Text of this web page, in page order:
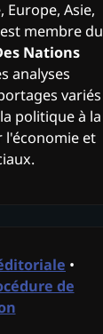
Asie,
membre du
Nations
analyses
variés
politique à la
l'économie et
•
de